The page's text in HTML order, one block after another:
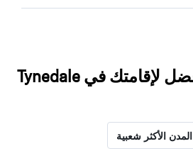
اعثر على نتائج أفضل لإقامتك في Tynedale
المدن الأكثر شعبية